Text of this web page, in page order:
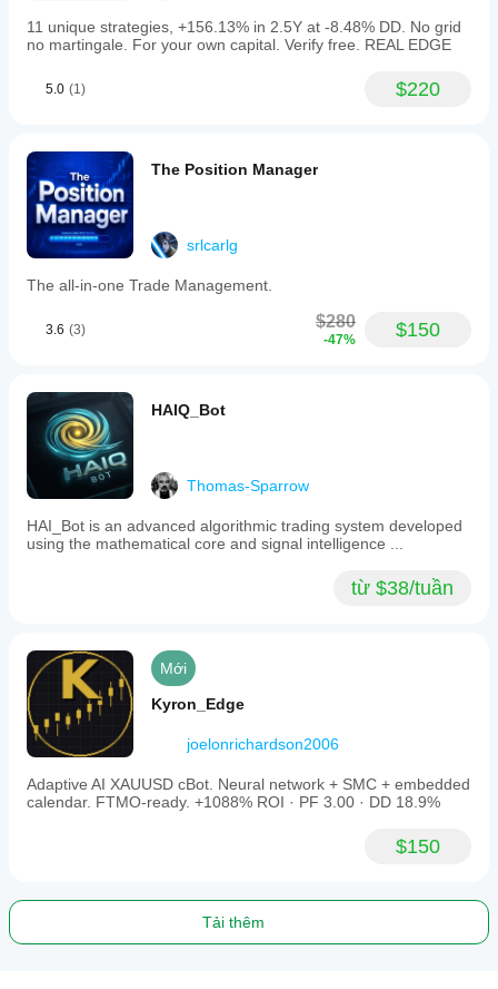
11 unique strategies, +156.13% in 2.5Y at -8.48% DD. No grid
no martingale. For your own capital. Verify free. REAL EDGE
5.0 (1) $220
The Position Manager
srlcarlg
The all-in-one Trade Management.
3.6 (3) $280
-47% $150
HAIQ_Bot
Thomas-Sparrow
HAI_Bot is an advanced algorithmic trading system developed
using the mathematical core and signal intelligence ...
từ $38/tuần
Mới
Kyron_Edge
joelonrichardson2006
Adaptive AI XAUUSD cBot. Neural network + SMC + embedded
calendar. FTMO-ready. +1088% ROI · PF 3.00 · DD 18.9%
$150
Tải thêm